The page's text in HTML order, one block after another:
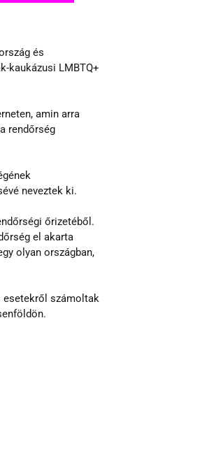
és
kaukázusi LMBTQ+
amin arra
rendőrség
neveztek ki.
őrizetéből.
el akarta
olyan országban,
esetekről számoltak